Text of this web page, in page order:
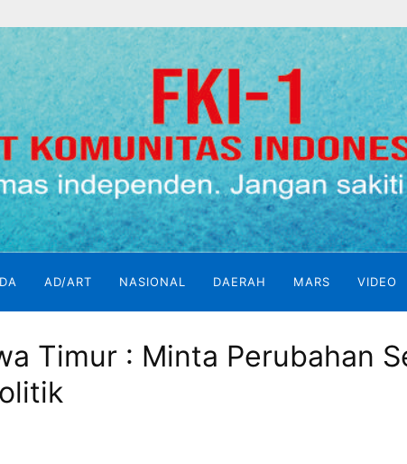
AD/ART NASIONAL DAERAH MARS VIDEO
Timur : Minta Perubahan